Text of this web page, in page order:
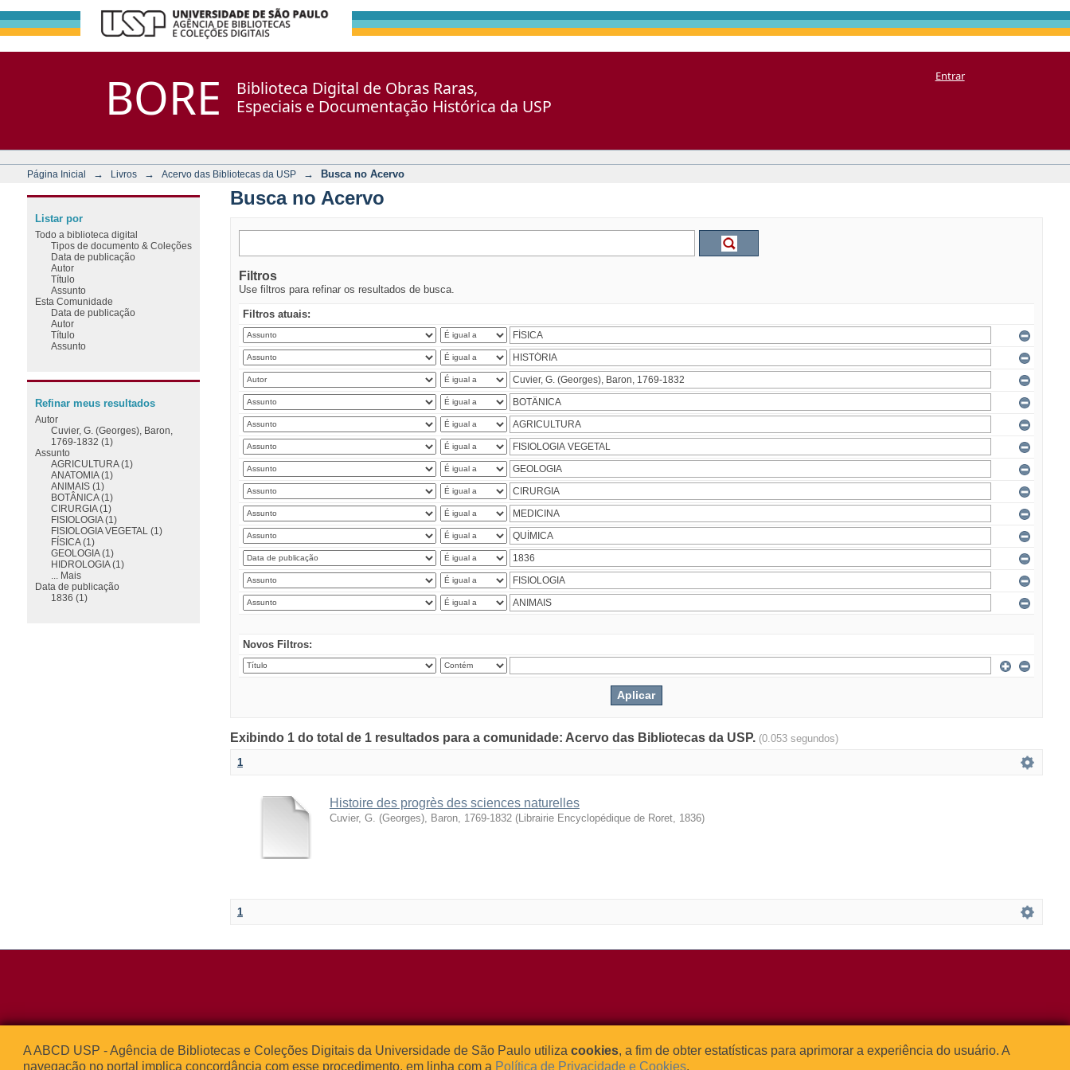
BORE
Biblioteca Digital de Obras Raras,
Especiais e Documentação Histórica da USP
Entrar
Página Inicial → Livros → Acervo das Bibliotecas da USP → Busca no Acervo
Busca no Acervo
Filtros
Use filtros para refinar os resultados de busca.
Filtros atuais:
Novos Filtros:
Exibindo 1 do total de 1 resultados para a comunidade: Acervo das Bibliotecas da USP. (0.053 segundos)
1
Histoire des progrès des sciences naturelles
Cuvier, G. (Georges), Baron, 1769-1832 (Librairie Encyclopédique de Roret, 1836)
1
Listar por
Todo a biblioteca digital
Tipos de documento & Coleções
Data de publicação
Autor
Título
Assunto
Esta Comunidade
Data de publicação
Autor
Título
Assunto
Refinar meus resultados
Autor
Cuvier, G. (Georges), Baron,
1769-1832 (1)
Assunto
AGRICULTURA (1)
ANATOMIA (1)
ANIMAIS (1)
BOTÂNICA (1)
CIRURGIA (1)
FISIOLOGIA (1)
FISIOLOGIA VEGETAL (1)
FÍSICA (1)
GEOLOGIA (1)
HIDROLOGIA (1)
... Mais
Data de publicação
1836 (1)
Rua da Praça do Relógio, 109 – Bloco L
05508-050 – Cidade Universitária
Tel: (0xx11) 3091-4195 / (0xx11) 3091-1541
Fax: (0xx11) 3091-1567
  
A ABCD USP - Agência de Bibliotecas e Coleções Digitais da Universidade de São Paulo utiliza cookies, a fim de obter estatísticas para aprimorar a experiência do usuário. A
navegação no portal implica concordância com esse procedimento, em linha com a Política de Privacidade e Cookies.